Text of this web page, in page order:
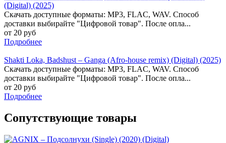
(Digital) (2025)
Скачать доступные форматы: MP3, FLAC, WAV. Способ
доставки выбирайте "Цифровой товар". После опла...
от 20 руб
Подробнее
Shakti Loka, Badshust – Ganga (Afro-house remix) (Digital) (2025)
Скачать доступные форматы: MP3, FLAC, WAV. Способ
доставки выбирайте "Цифровой товар". После опла...
от 20 руб
Подробнее
Сопутствующие товары